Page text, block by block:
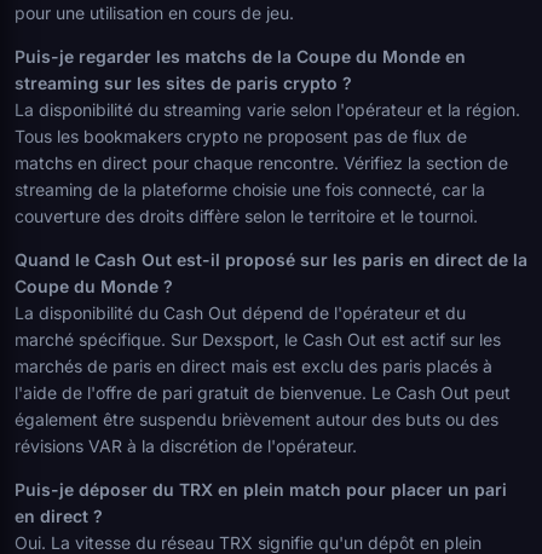
pour une utilisation en cours de jeu.
Puis-je regarder les matchs de la Coupe du Monde en
streaming sur les sites de paris crypto ?
La disponibilité du streaming varie selon l'opérateur et la région.
Tous les bookmakers crypto ne proposent pas de flux de
matchs en direct pour chaque rencontre. Vérifiez la section de
streaming de la plateforme choisie une fois connecté, car la
couverture des droits diffère selon le territoire et le tournoi.
Quand le Cash Out est-il proposé sur les paris en direct de la
Coupe du Monde ?
La disponibilité du Cash Out dépend de l'opérateur et du
marché spécifique. Sur Dexsport, le Cash Out est actif sur les
marchés de paris en direct mais est exclu des paris placés à
l'aide de l'offre de pari gratuit de bienvenue. Le Cash Out peut
également être suspendu brièvement autour des buts ou des
révisions VAR à la discrétion de l'opérateur.
Puis-je déposer du TRX en plein match pour placer un pari
en direct ?
Oui. La vitesse du réseau TRX signifie qu'un dépôt en plein